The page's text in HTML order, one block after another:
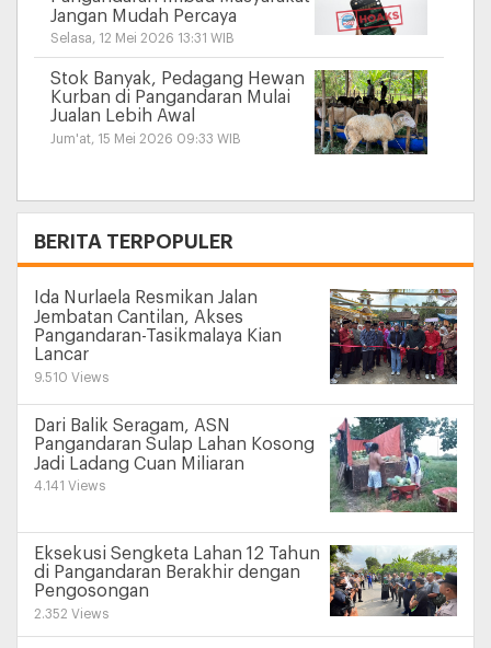
Jangan Mudah Percaya
Selasa, 12 Mei 2026 13:31 WIB
Stok Banyak, Pedagang Hewan
Kurban di Pangandaran Mulai
Jualan Lebih Awal
Jum'at, 15 Mei 2026 09:33 WIB
BERITA TERPOPULER
Ida Nurlaela Resmikan Jalan
Jembatan Cantilan, Akses
Pangandaran-Tasikmalaya Kian
Lancar
9.510 Views
Dari Balik Seragam, ASN
Pangandaran Sulap Lahan Kosong
Jadi Ladang Cuan Miliaran
4.141 Views
Eksekusi Sengketa Lahan 12 Tahun
di Pangandaran Berakhir dengan
Pengosongan
2.352 Views